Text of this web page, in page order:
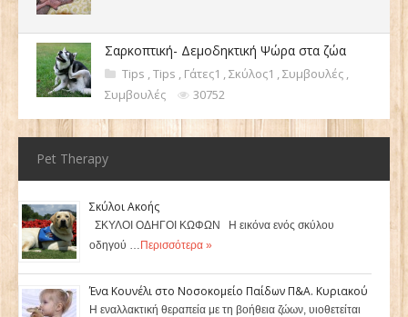
Σαρκοπτική- Δεμοδηκτική Ψώρα στα ζώα
Tips ,Tips , Γάτες1 ,Σκύλος1 ,Συμβουλές ,
Συμβουλές
30752
Pet Therapy
Σκύλοι Ακοής
ΣΚΥΛΟΙ ΟΔΗΓΟΙ ΚΩΦΩΝ Η εικόνα ενός σκύλου
οδηγού … Περισσότερα »
Ένα Κουνέλι στο Νοσοκομείο Παίδων Π&Α. Κυριακού
Η εναλλακτική θεραπεία με τη βοήθεια ζώων, υιοθετείται